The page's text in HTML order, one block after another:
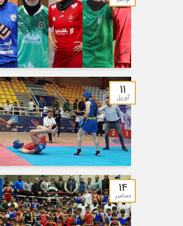
11
آوریل
14
دسامبر